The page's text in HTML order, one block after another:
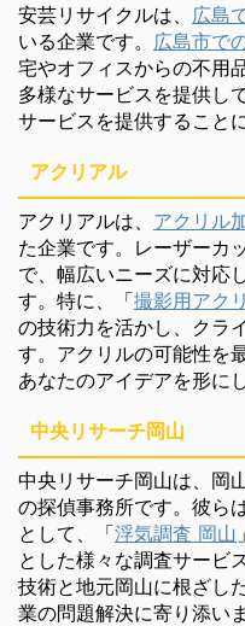
安芸リサイクルは、 広島
いる企業です。 広島市で
宅やオフィスからの不用
多様なサービスを提供し
サービスを提供すること
アクリアル
アクリアルは、 アクリル
た企業です。レーザーカ
で、幅広いニーズに対応
す。特に、「撮影用アク
の技術力を活かし、クラ
す。アクリルの可能性を
あなたのアイデアを形に
中央リサーチ岡山
中央リサーチ岡山は、岡
の探偵事務所です。彼ら
として、「浮気調査 岡山
とした様々な調査サービ
技術と地元岡山に根ざし
業の問題解決に寄り添いま